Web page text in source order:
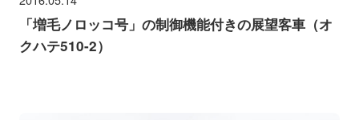
「増毛ノロッコ号」の制御機能付きの展望客車（オ
クハテ510-2）